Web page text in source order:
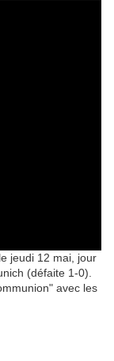
jeudi 12 mai, jour
(défaite 1-0).
avec les